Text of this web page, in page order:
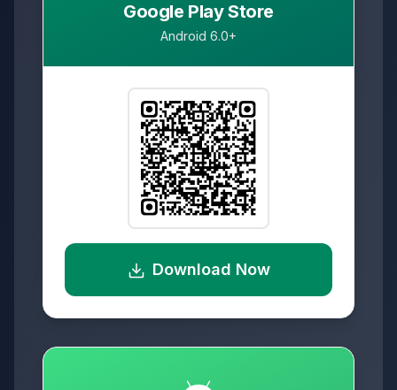
Google Play Store
Android 6.0+
Download Now